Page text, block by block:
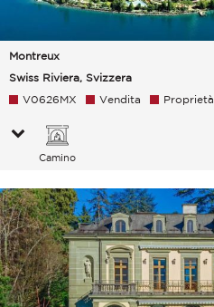
Montreux
Swiss Riviera, Svizzera
V0626MX Vendita Proprietà
Camino